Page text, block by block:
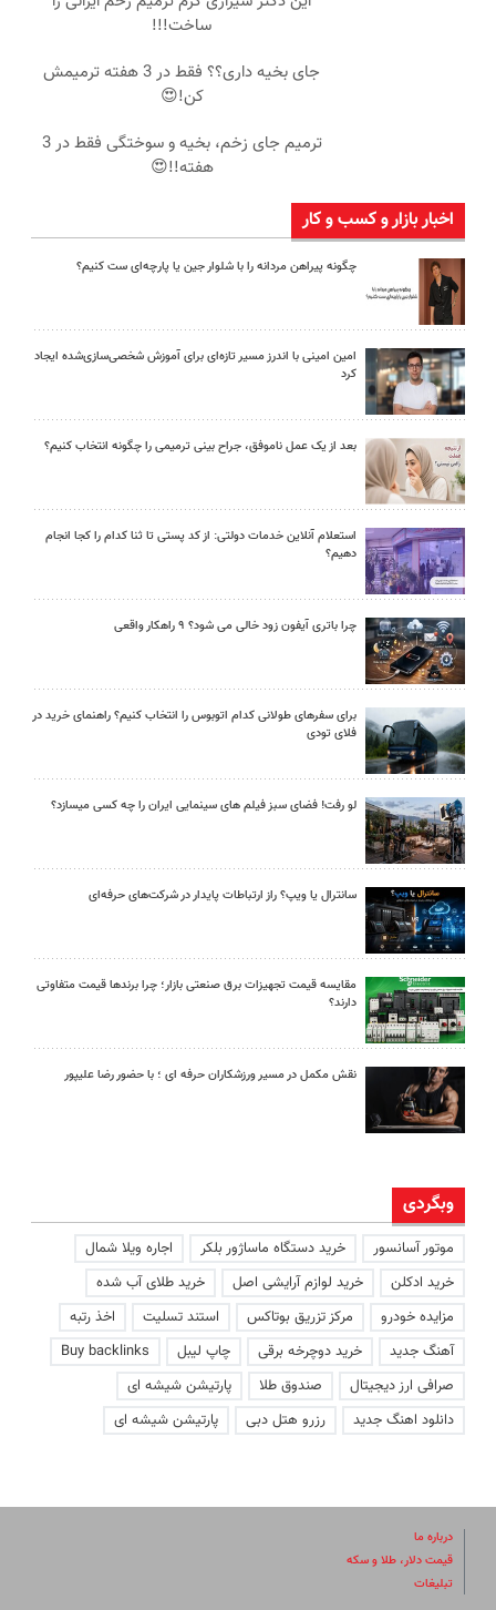
ساخت!!!
جای بخیه داری؟؟ فقط در 3 هفته ترمیمش
کن!😍
ترمیم جای زخم، بخیه و سوختگی فقط در 3
هفته!!😍
اخبار بازار و کسب و کار
چگونه پیراهن مردانه را با شلوار جین یا پارچه‌ای ست کنیم؟
امین امینی با اندرز مسیر تازه‌ای برای آموزش شخصی‌سازی‌شده ایجاد
کرد
بعد از یک عمل ناموفق، جراح بینی ترمیمی را چگونه انتخاب کنیم؟
استعلام آنلاین خدمات دولتی: از کد پستی تا ثنا کدام را کجا انجام
دهیم؟
چرا باتری آیفون زود خالی می شود؟ ۹ راهکار واقعی
برای سفرهای طولانی کدام اتوبوس را انتخاب کنیم؟ راهنمای خرید در
فلای تودی
لو رفت! فضای سبز فیلم های سینمایی ایران را چه کسی میسازد؟
سانترال یا ویپ؟ راز ارتباطات پایدار در شرکت‌های حرفه‌ای
مقایسه قیمت تجهیزات برق صنعتی بازار؛ چرا برندها قیمت متفاوتی
دارند؟
نقش مکمل در مسیر ورزشکاران حرفه ای ؛ با حضور رضا علیپور
وبگردی
موتور آسانسور خرید دستگاه ماساژور بلکر
اجاره ویلا شمال
خرید ادکلن
خرید لوازم آرایشی اصل
خرید طلای آب شده
مزایده خودرو
مرکز تزریق بوتاکس استند تسلیت
اخذ رتبه
آهنگ جدید
خرید دوچرخه برقی چاپ لیبل
Buy backlinks
صرافی ارز دیجیتال
صندوق طلا
پارتیشن شیشه ای
دانلود اهنگ جدید
رزرو هتل دبی پارتیشن شیشه ای
درباره ما
قیمت دلار، طلا و سکه
تبلیغات